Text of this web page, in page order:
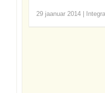
29 jaanuar 2014